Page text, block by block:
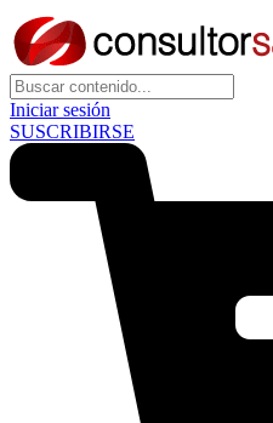
Iniciar sesión
SUSCRIBIRSE